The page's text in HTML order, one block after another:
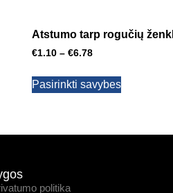
Atstumo tarp rogučių
€1.10 – €6.78
Pasirinkti savybes
politika